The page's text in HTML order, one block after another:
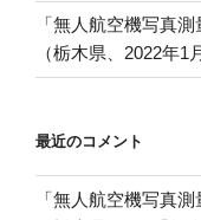
「無人航空機写真
（栃木県、2022年1
最近のコメント
「無人航空機写真